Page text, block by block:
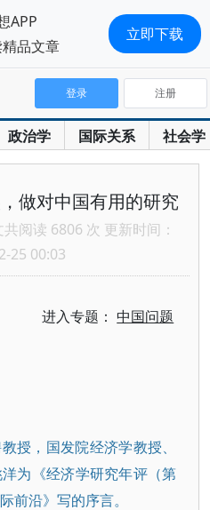
政治学 国际关系 社会学
登录 注册
做对中国有用的研究
阅读 6806 次 更新时间：
25 00:03
进入专题：中国问题
授，国发院经济学教授、
为《经济学研究年评（第
沿》写的序言。
APP
品文章
立即下载